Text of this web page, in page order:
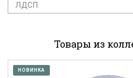
ЛДСП
Товары из
НОВИНКА